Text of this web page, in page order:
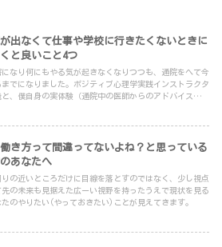
出なくて仕事や学校に行きたくないときに
と良いこと4つ
になり何にもやる気が起きなくなりつつも、通院をへて今
までになりました。ポジティブ心理学実践インストラクタ
と、僕自身の実体験（通院中の医師からのアドバイスな
き方って間違ってないよね？と思っている
あなたへ
りの近いところだけに目線を落とすのではなく、少し視点
先の未来も見据えた広ーい視野を持ったうえで現状を見る
たのやりたい(やっておきたい)ことが見えてきます。